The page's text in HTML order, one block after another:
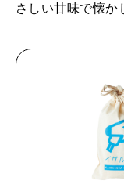
さしい甘味で懐か